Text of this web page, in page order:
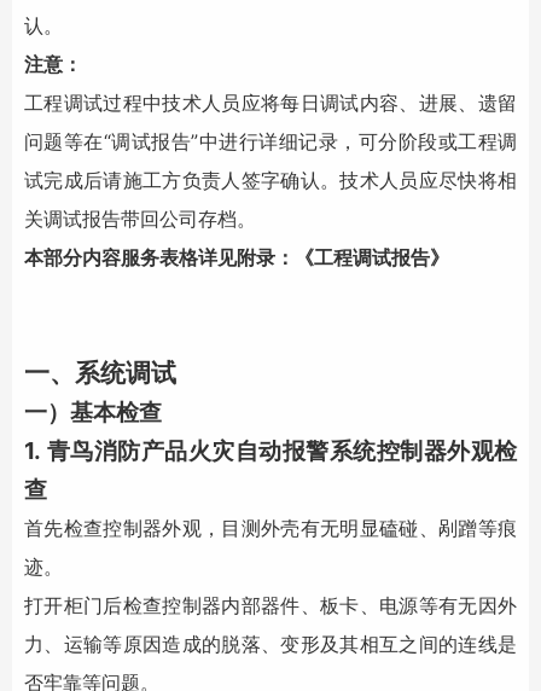
认。
注意：
工程调试过程中技术人员应将每日调试内容、进展、遗留
问题等在“调试报告”中进行详细记录，可分阶段或工程调
试完成后请施工方负责人签字确认。技术人员应尽快将相
关调试报告带回公司存档。
本部分内容服务表格详见附录：《工程调试报告》
一、系统调试
一）基本检查
1. 青鸟消防产品火灾自动报警系统控制器外观检
查
首先检查控制器外观，目测外壳有无明显磕碰、剐蹭等痕
迹。
打开柜门后检查控制器内部器件、板卡、电源等有无因外
力、运输等原因造成的脱落、变形及其相互之间的连线是
否牢靠等问题。